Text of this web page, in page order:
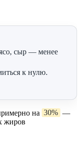
сыр — менее
к нулю.
на 30% —
жиров